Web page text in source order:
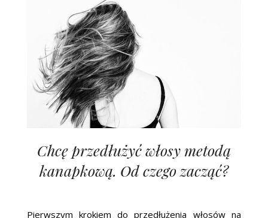
Chcę przedłużyć włosy metodą
kanapkową. Od czego zacząć?
Pierwszym krokiem do przedłużenia włosów na